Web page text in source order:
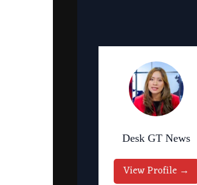
Desk GT News
View Profile →